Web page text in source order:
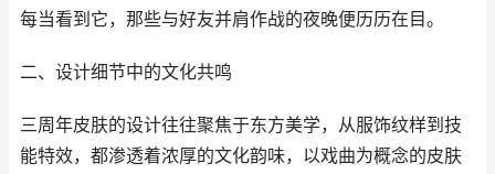
每当看到它，那些与好友并肩作战的夜晚便历历在目。
二、设计细节中的文化共鸣
三周年皮肤的设计往往聚焦于东方美学，从服饰纹样到技
能特效，都渗透着浓厚的文化韵味，以戏曲为概念的皮肤